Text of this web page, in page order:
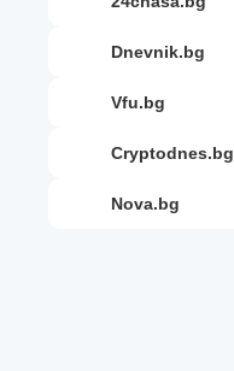
dnevnik.bg
vfu.bg
cryptodnes.bg
nova.bg